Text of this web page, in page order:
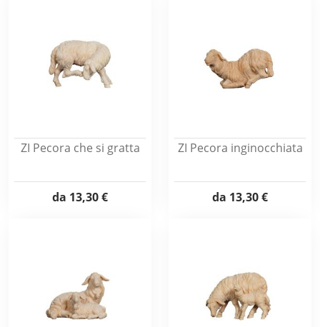
ZI Pecora che si gratta
da 13,30 €
ZI Pecora inginocchiata
da 13,30 €